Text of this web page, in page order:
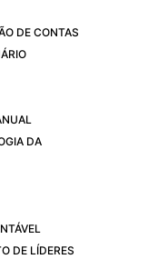
DE CONTAS
DA
DE LÍDERES